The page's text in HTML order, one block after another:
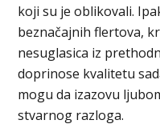
koji su je oblikovali.
beznačajnih flertova,
nesuglasica iz
doprinose kvalitetu
mogu da izazovu
stvarnog razloga.